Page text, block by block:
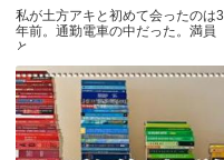
私が土方アキと初めて会ったのは3
年前。通勤電車の中だった。満員
と.....